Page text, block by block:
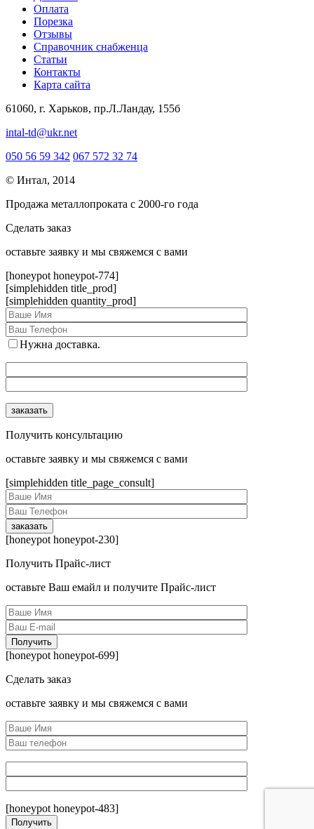
Оплата
Порезка
Отзывы
Справочник снабженца
Статьи
Контакты
Карта сайта
61060, г. Харьков, пр.Л.Ландау, 155б
intal-td@ukr.net
050 56 59 342 067 572 32 74
© Интал, 2014
Продажа металлопроката с 2000-го года
Сделать заказ
оcтавьте заявку и мы свяжемся с вами
[honeypot honeypot-774]
[simplehidden title_prod]
[simplehidden quantity_prod]
Нужна доставка.
Получить консультацию
оcтавьте заявку и мы свяжемся с вами
[simplehidden title_page_consult]
[honeypot honeypot-230]
Получить Прайс-лист
оcтавьте Ваш емайл и получите Прайс-лист
[honeypot honeypot-699]
Сделать заказ
оcтавьте заявку и мы свяжемся с вами
[honeypot honeypot-483]